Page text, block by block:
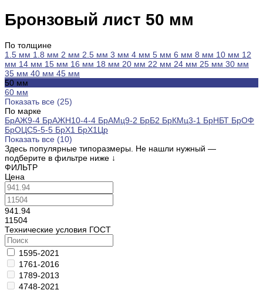
Бронзовый лист 50 мм
По толщине
1.5 мм 1.8 мм 2 мм 2.5 мм 3 мм 4 мм 5 мм 6 мм 8 мм 10 мм 12
мм 14 мм 15 мм 16 мм 18 мм 20 мм 22 мм 24 мм 25 мм 30 мм
35 мм 40 мм 45 мм
50 мм
60 мм
Показать все (25)
По марке
БрАЖ9-4 БрАЖН10-4-4 БрАМц9-2 БрБ2 БрКМц3-1 БрНБТ БрОФ
БрОЦС5-5-5 БрХ1 БрХ1Цр
Показать все (10)
Здесь популярные типоразмеры. Не нашли нужный —
подберите в фильтре ниже ↓
ФИЛЬТР
Цена
941.94
11504
Технические условия ГОСТ
1595-2021
1761-2016
1789-2013
4748-2021